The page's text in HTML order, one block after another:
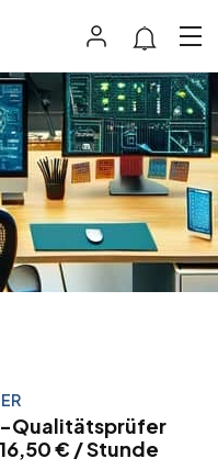
Qualitätsprüfer
€ / Stunde